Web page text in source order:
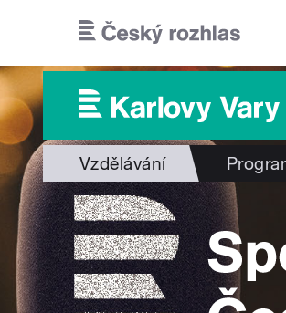
Vzdělávání